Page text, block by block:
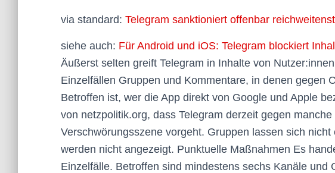
via standard: Telegram sanktioniert offenbar
siehe auch: Für Android und iOS: Telegram blockiert
Äußerst selten greift Telegram in Inhalte von
Einzelfällen Gruppen und Kommentare, in denen gegen
Betroffen ist, wer die App direkt von Google und Apple
von netzpolitik.org, dass Telegram derzeit gegen
Verschwörungsszene vorgeht. Gruppen lassen sich
werden nicht angezeigt. Punktuelle Maßnahmen Es
Einzelfälle. Betroffen sind mindestens sechs Kanäle und